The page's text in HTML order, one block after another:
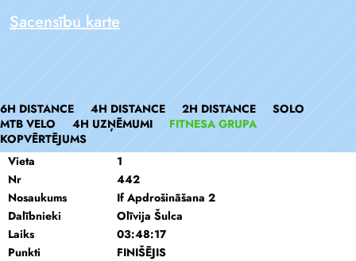
Sacensību karte
6H DISTANCE 4H DISTANCE 2H DISTANCE
SOLO
MTB VELO
4H UZŅĒMUMI
FITNESA GRUPA
KOPVĒRTĒJUMS
Vieta
1
Nr
442
Nosaukums
If Apdrošināšana 2
Dalībnieki
Olīvija Šulca
Laiks
03:48:17
Punkti
FINIŠĒJIS